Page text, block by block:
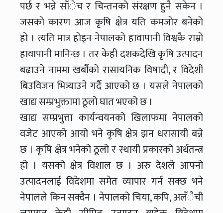
पर्छ र भन्ने साँेच र चिन्तनको संरक्षण हुनै सकेन ।
जसको कारण आज कृषि क्षेत्र यति कमजोर बनेको
हो । त्यति मात्र होइन नेपालको हावापानी विश्वकै राम्रो
हावापानी मानिन्छ । तर केही दशकदेखि कृषि उत्पादन
बढाउने नाममा खर्बौको रासायनिक विषादी, र विदेशी
बिउविजन भित्र्याउने गर्दै आएको छ । यसले नेपालको
खाद्य सम्प्रभुक्तामा ठूलो घात भएको छ ।
खाद्य सम्प्रभुत्ता कार्यन्वयनको खिलाफमा नेपालको
वजेट आएको आयो भने कृषि क्षेत्र झन धरासायी बन्ने
छ । कृषि क्षेत्र भनेको ठूलो र स्थायी प्रकारको अर्थतन्त्र
हो । यसको क्षेत्र विशाल छ । अरु देशले आफ्नो
उत्पादनलाई विदेशमा समेत व्यापार गर्न सक्छ भने
नेपालले किन सक्दैन । नेपालको चिया, कपि, अलँैची